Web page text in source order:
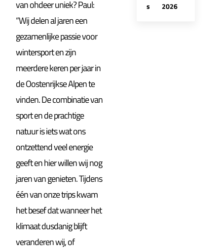
van ohdeer uniek? Paul:
“Wij delen al jaren een
gezamenlijke passie voor
wintersport en zijn
meerdere keren per jaar in
de Oostenrijkse Alpen te
vinden. De combinatie van
sport en de prachtige
natuur is iets wat ons
ontzettend veel energie
geeft en hier willen wij nog
jaren van genieten. Tijdens
één van onze trips kwam
het besef dat wanneer het
klimaat dusdanig blijft
veranderen wij, of
s
2026